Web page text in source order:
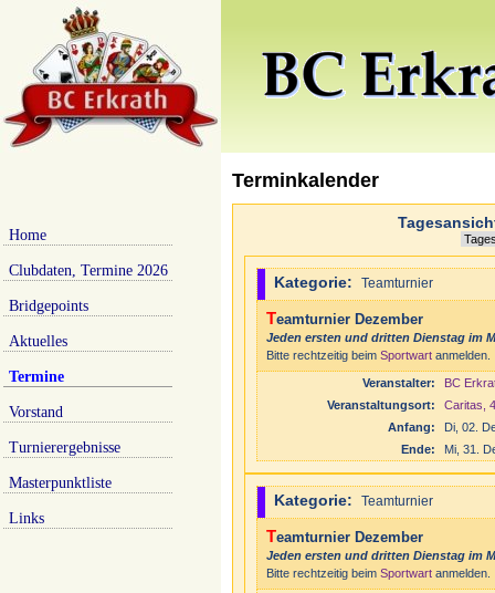
Home
Clubdaten, Termine 2026
Bridgepoints
Aktuelles
Termine
Vorstand
Turnierergebnisse
Masterpunktliste
Links
Terminkalender
Kategorie: Teamturnier
Teamturnier Dezember
Jeden ersten und dritten Dienstag im
Bitte rechtzeitig beim Sportwart anmelden.
Veranstalter:
BC
Veranstaltungsort:
Caritas,
Anfang:
Di, 02.
Ende:
Mi, 31.
Kategorie: Teamturnier
Teamturnier Dezember
Jeden ersten und dritten Dienstag im
Bitte rechtzeitig beim Sportwart anmelden.